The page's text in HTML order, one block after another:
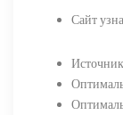
Сайт
Источник